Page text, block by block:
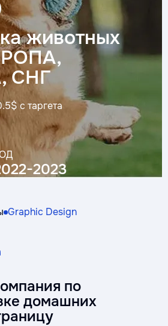
животных
СНГ
с таргета
2023
Graphic Design
по
домашних